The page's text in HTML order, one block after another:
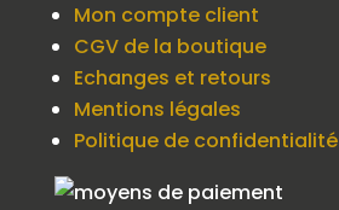
Mon compte client
CGV de la boutique
Echanges et retours
Mentions légales
Politique de confidentialité